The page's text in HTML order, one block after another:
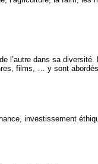
l’autre dans sa
films, … y sont abordés
investissement